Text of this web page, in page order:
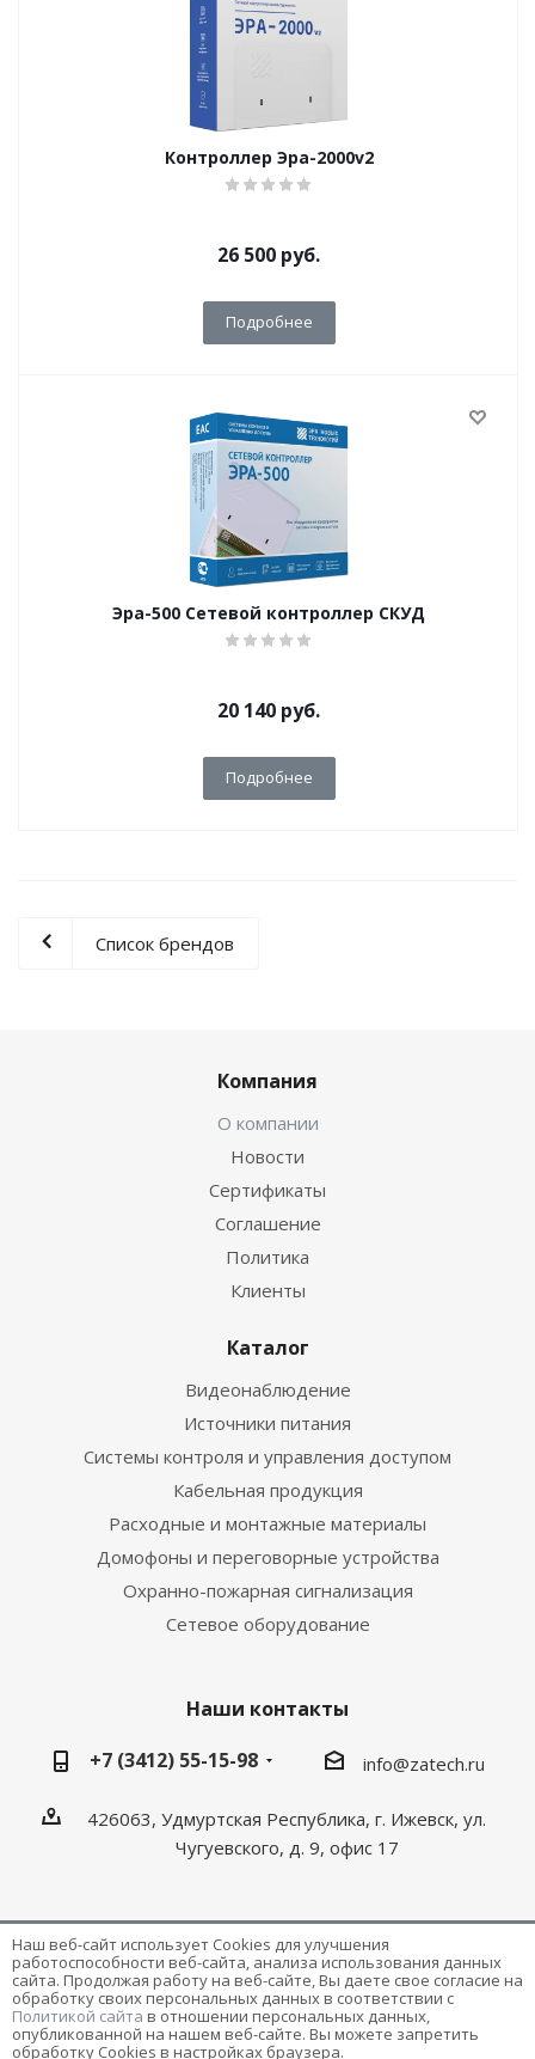
Контроллер Эра-2000v2
26 500 руб.
Подробнее
Эра-500 Сетевой контроллер СКУД
20 140 руб.
Подробнее
Список брендов
Компания
О компании
Новости
Сертификаты
Соглашение
Политика
Клиенты
Каталог
Видеонаблюдение
Источники питания
Системы контроля и управления доступом
Кабельная продукция
Расходные и монтажные материалы
Домофоны и переговорные устройства
Охранно-пожарная сигнализация
Сетевое оборудование
Наши контакты
+7 (3412) 55-15-98
info@zatech.ru
426063, Удмуртская Республика, г. Ижевск, ул.
Чугуевского, д. 9, офис 17
Разработка и поддержка сайта -Victory
Наш веб-сайт использует Cookies для улучшения
работоспособности веб-сайта, анализа использования данных
сайта. Продолжая работу на веб-сайте, Вы даете свое согласие на
обработку своих персональных данных в соответствии с
Политикой сайта в отношении персональных данных,
опубликованной на нашем веб-сайте. Вы можете запретить
обработку Cookies в настройках браузера.